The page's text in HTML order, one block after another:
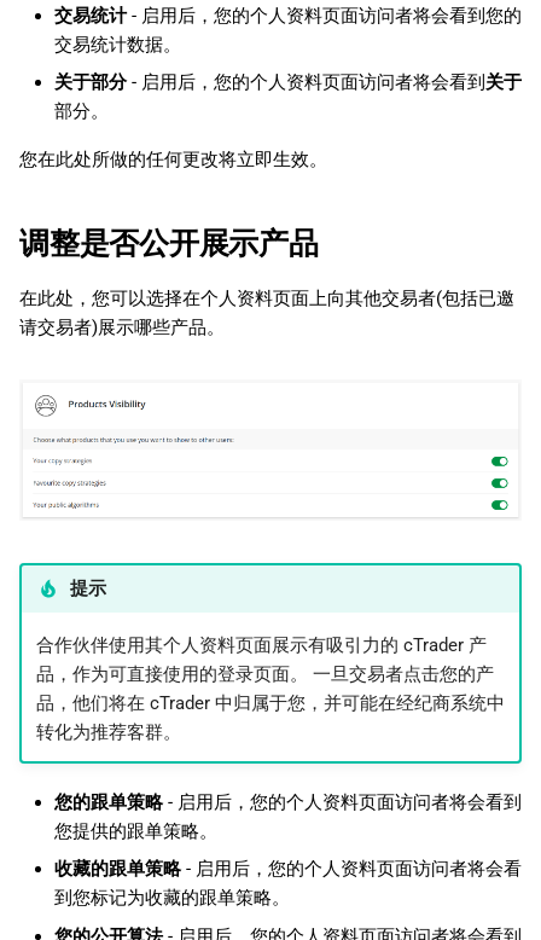
交易统计- 启用后，您的个人资料页面访问者将会看到您的
交易统计数据。
关于部分- 启用后，您的个人资料页面访问者将会看到 关于
部分。
您在此处所做的任何更改将立即生效。
调整是否公开展示产品
在此处，您可以选择在个人资料页面上向其他交易者(包括已邀
请交易者)展示哪些产品。
提示
合作伙伴使用其个人资料页面展示有吸引力的 cTrader 产
品，作为可直接使用的登录页面。 一旦交易者点击您的产
品，他们将在 cTrader 中归属于您，并可能在经纪商系统中
转化为推荐客群。
您的跟单策略- 启用后，您的个人资料页面访问者将会看到
您提供的跟单策略。
收藏的跟单策略- 启用后，您的个人资料页面访问者将会看
到您标记为收藏的跟单策略。